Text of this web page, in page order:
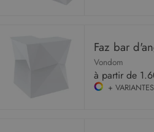
Faz bar
Vondom
à partir de
+